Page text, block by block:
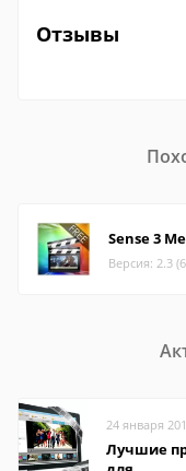
Отзывы
Sense 3
Версия: 2.3
24 января
Лучшие